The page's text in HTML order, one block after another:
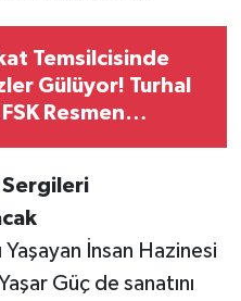
Temsilcisinde
Gülüyor! Turhal
Resmen
Sergileri
Yaşayan İnsan Hazinesi
Güç de sanatını